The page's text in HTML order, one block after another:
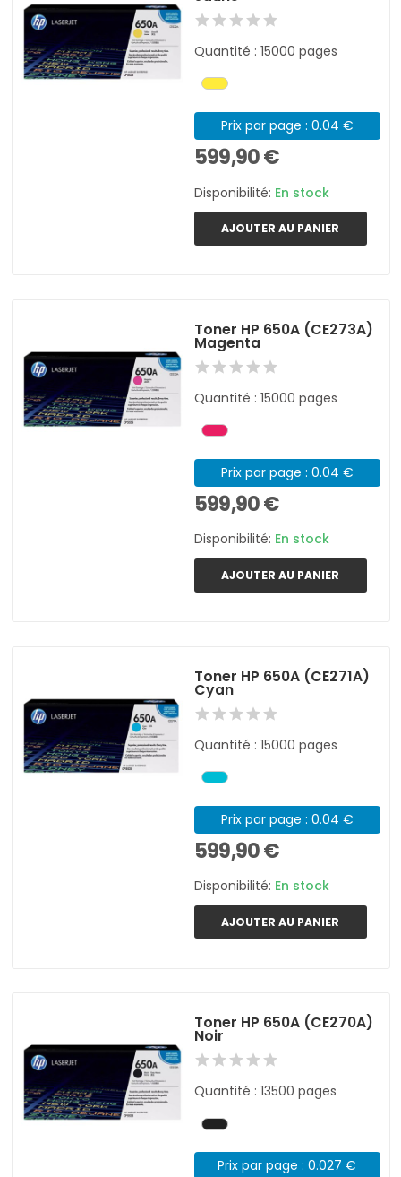
Quantité : 15000 pages
Prix par page : 0.04 €
599,90 €
Disponibilité: En stock
AJOUTER AU PANIER
Toner HP 650A (CE273A)
Magenta
Quantité : 15000 pages
Prix par page : 0.04 €
599,90 €
Disponibilité: En stock
AJOUTER AU PANIER
Toner HP 650A (CE271A)
Cyan
Quantité : 15000 pages
Prix par page : 0.04 €
599,90 €
Disponibilité: En stock
AJOUTER AU PANIER
Toner HP 650A (CE270A)
Noir
Quantité : 13500 pages
Prix par page : 0.027 €